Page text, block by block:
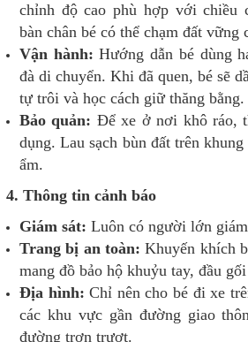
chỉnh độ cao phù hợp với chiều
bàn chân bé có thể chạm đất vững
Vận hành: Hướng dẫn bé dùng
đà di chuyển. Khi đã quen, bé sẽ
tự trôi và học cách giữ thăng bằng.
Bảo quản: Để xe ở nơi khô ráo,
dụng. Lau sạch bùn đất trên
ẩm.
4. Thông tin cảnh báo
Giám sát: Luôn có người lớn
Trang bị an toàn: Khuyến khích
mang đồ bảo hộ khuỷu tay, đầu
Địa hình: Chỉ nên cho bé đi xe
các khu vực gần đường giao
đường trơn trượt.